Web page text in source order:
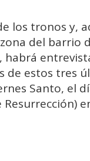
los tronos y,
del barrio
habrá
de estos tres
Santo, el